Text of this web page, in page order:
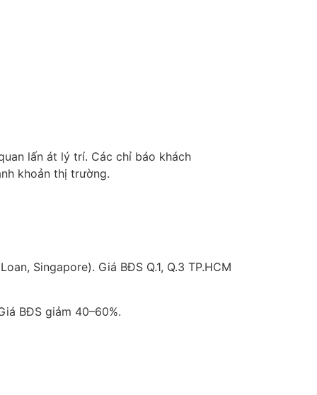
lấn át lý trí. Các chỉ báo khách
khoản thị trường.
Singapore). Giá BĐS Q.1, Q.3 TP.HCM
BĐS giảm 40–60%.